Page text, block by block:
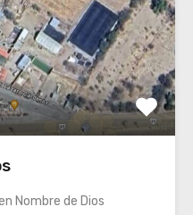
Nombre de Dios